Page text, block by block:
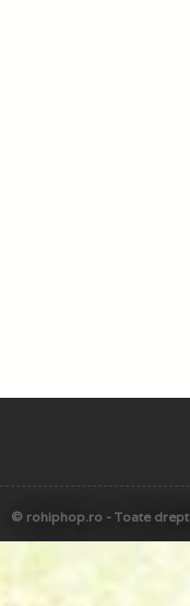
© rohiphop.ro - Toate